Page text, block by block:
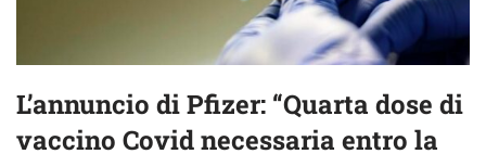
L’annuncio di Pfizer: “Quarta dose di
vaccino Covid necessaria entro la